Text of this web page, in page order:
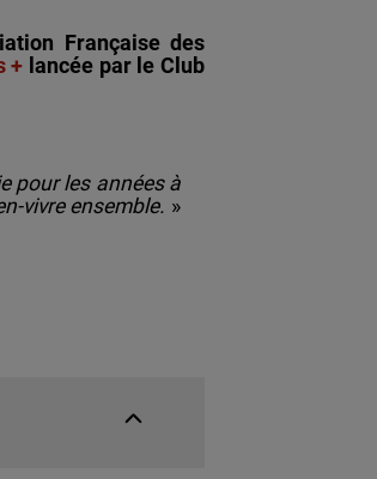
Française des
+ lancée par le Club
pour les années à
vivre ensemble. »